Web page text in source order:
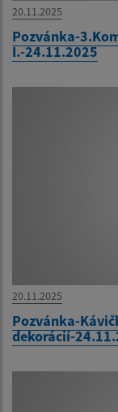
20.11.2025
Pozvánka-
I.-24.11.2025
20.11.2025
Pozvánka-
dekorácií-